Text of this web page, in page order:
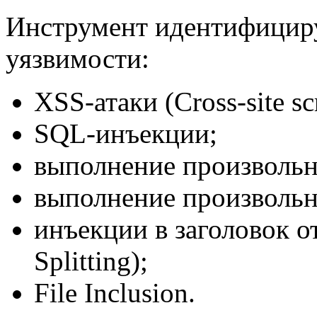
Инструмент
уязвимости:
XSS-атаки (Cross-site
SQL-инъекции;
выполнение
выполнение
инъекции в заголовок
Splitting);
File Inclusion.